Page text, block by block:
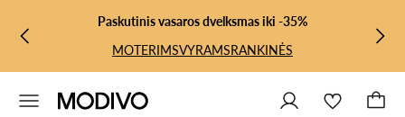
PEREITI PRIE PAGRINDINIO TURINIO
PEREITI Į PAIEŠKĄPaskutinis vasaros dvelksmas iki -35%
MOTERIMSVYRAMSRANKINĖS